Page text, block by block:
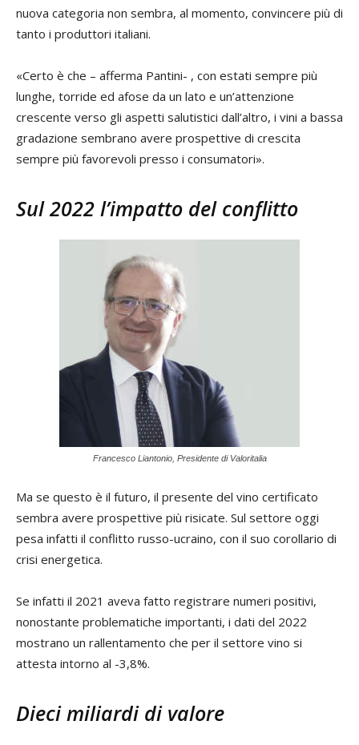
nuova categoria non sembra, al momento, convincere più di
tanto i produttori italiani.
«Certo è che – afferma Pantini- , con estati sempre più
lunghe, torride ed afose da un lato e un’attenzione
crescente verso gli aspetti salutistici dall’altro, i vini a bassa
gradazione sembrano avere prospettive di crescita
sempre più favorevoli presso i consumatori».
Sul 2022 l’impatto del conflitto
Francesco Liantonio, Presidente di Valoritalia
Ma se questo è il futuro, il presente del vino certificato
sembra avere prospettive più risicate. Sul settore oggi
pesa infatti il conflitto russo-ucraino, con il suo corollario di
crisi energetica.
Se infatti il 2021 aveva fatto registrare numeri positivi,
nonostante problematiche importanti, i dati del 2022
mostrano un rallentamento che per il settore vino si
attesta intorno al -3,8%.
Dieci miliardi di valore